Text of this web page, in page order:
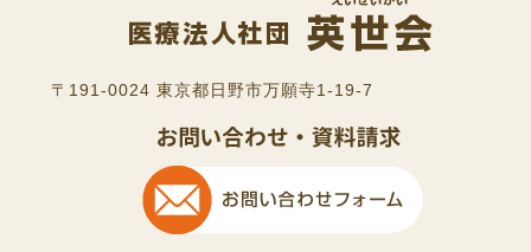
〒191-0024 東京都日野市万願寺1-19-7